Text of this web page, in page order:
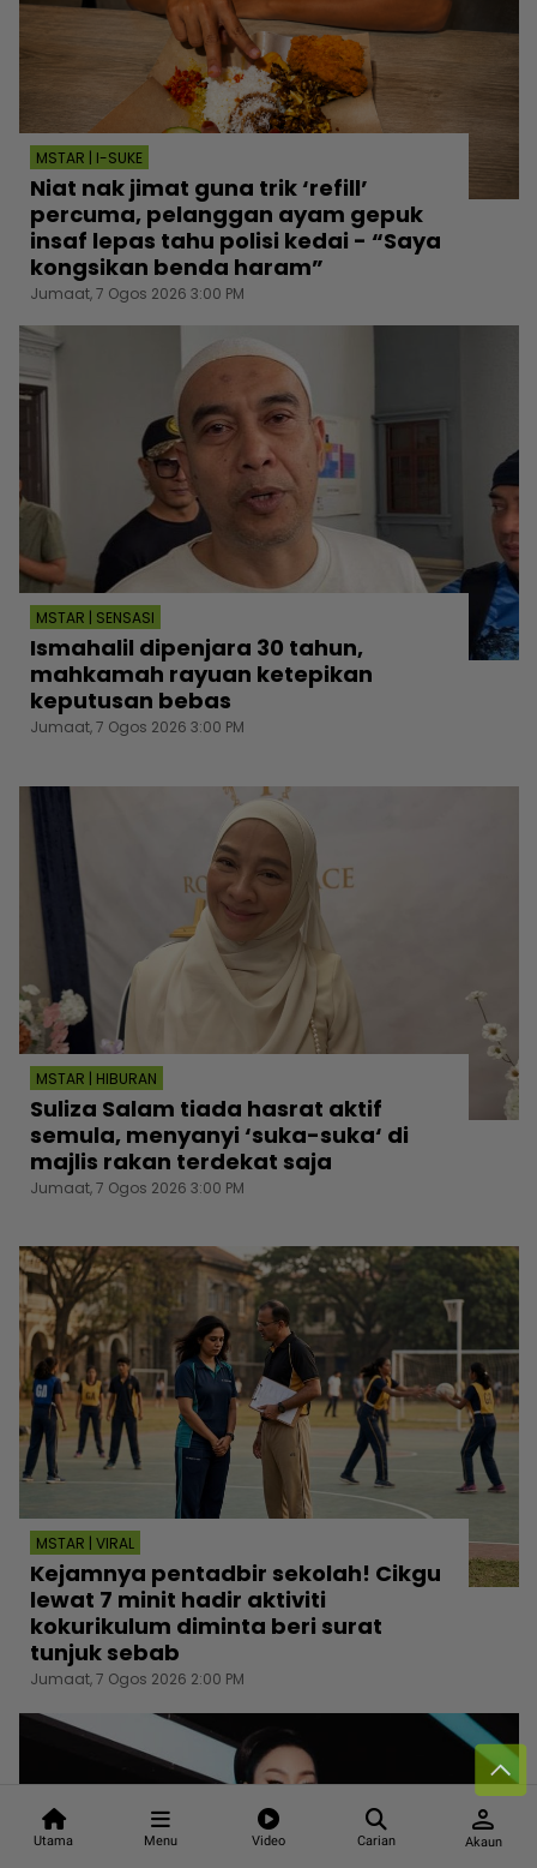
Utama Menu Video Carian
person
Akaun
MSTAR | I-SUKE
Niat nak jimat guna trik ‘refill’
percuma, pelanggan ayam gepuk
insaf lepas tahu polisi kedai - “Saya
kongsikan benda haram”
Jumaat, 7 Ogos 2026 3:00 PM
MSTAR | SENSASI
Ismahalil dipenjara 30 tahun,
mahkamah rayuan ketepikan
keputusan bebas
Jumaat, 7 Ogos 2026 3:00 PM
MSTAR | HIBURAN
Suliza Salam tiada hasrat aktif
semula, menyanyi ‘suka-suka‘ di
majlis rakan terdekat saja
Jumaat, 7 Ogos 2026 3:00 PM
MSTAR | VIRAL
Kejamnya pentadbir sekolah! Cikgu
lewat 7 minit hadir aktiviti
kokurikulum diminta beri surat
tunjuk sebab
Jumaat, 7 Ogos 2026 2:00 PM